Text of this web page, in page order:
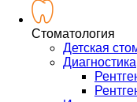
Стоматология
Детская
Диагностика